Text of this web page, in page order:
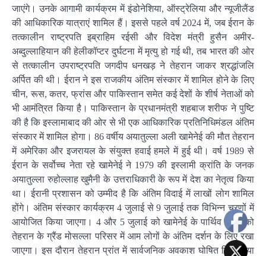
जाएंगे। उनके आगामी कार्यक्रम में इंडोनेशिया, ऑस्ट्रेलिया और न्यूजीलैंड
की आधिकारिक यात्राएं शामिल हैं। इससे पहले वर्ष 2024 में, जब ईरान के
तत्कालीन राष्ट्रपति इब्राहिम रईसी और विदेश मंत्री हुसैन अमीर-
अब्दुल्लाहियान की हेलीकॉप्टर दुर्घटना में मृत्यु हो गई थी, तब भारत की ओर
से तत्कालीन उपराष्ट्रपति जगदीप धनखड़ ने तेहरान जाकर श्रद्धांजलि
अर्पित की थी। ईरान ने इस राजकीय अंतिम संस्कार में शामिल होने के लिए
चीन, रूस, कतर, फ्रांस और पाकिस्तान समेत कई देशों के शीर्ष नेताओं को
भी आमंत्रित किया है। पाकिस्तान के प्रधानमंत्री शहबाज शरीफ ने पुष्टि
की है कि इस्लामाबाद की ओर से भी एक आधिकारिक प्रतिनिधिमंडल अंतिम
संस्कार में शामिल होगा। 86 वर्षीय अयातुल्ला अली खामेनेई की मौत तेहरान
में अमेरिका और इजरायल के संयुक्त हवाई हमले में हुई थी। वर्ष 1989 से
ईरान के सर्वोच्च नेता रहे खामेनेई ने 1979 की इस्लामी क्रांति के जनक
अयातुल्ला रुहोल्लाह खुमैनी के उत्तराधिकारी के रूप में देश का नेतृत्व किया
था। ईरानी प्रशासन को उम्मीद है कि अंतिम विदाई में लाखों लोग शामिल
होंगे। अंतिम संस्कार कार्यक्रम 4 जुलाई से 9 जुलाई तक विभिन्न चरणों में
आयोजित किया जाएगा। 4 और 5 जुलाई को खामेनेई के पार्थिव शरीर को
तेहरान के ग्रैंड मोसल्ला परिसर में आम लोगों के अंतिम दर्शन के लिए रखा
जाएगा। इस दौरान तेहरान प्रांत में सार्वजनिक अवकाश घोषित किया गया